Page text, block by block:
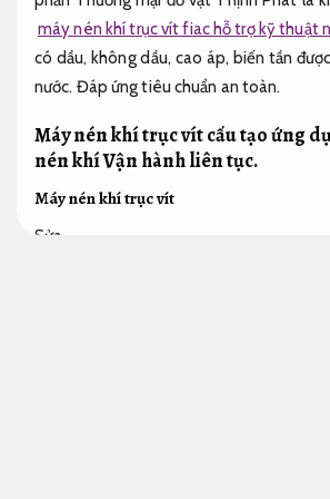
máy nén khí trục vít fiac hỗ trợ kỹ thuật
có dầu, không dầu, cao áp, biến tần
nước. Đáp ứng tiêu chuẩn an toàn.
Máy nén khí trục vít cấu tạo ứng
nén khíVận hành liên tục.
Máy nén khí trục vít
Sửa